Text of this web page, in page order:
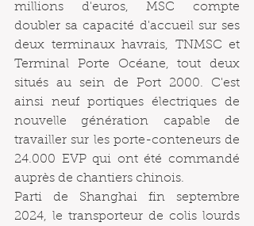
millions d'euros, MSC compte
doubler sa capacité d'accueil sur ses
deux terminaux havrais, TNMSC et
Terminal Porte Océane, tout deux
situés au sein de Port 2000. C'est
ainsi neuf portiques électriques de
nouvelle génération capable de
travailler sur les porte-conteneurs de
24.000 EVP qui ont été commandé
auprès de chantiers chinois.
Parti de Shanghai fin septembre
2024, le transporteur de colis lourds